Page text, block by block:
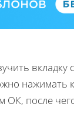
нажимать
после